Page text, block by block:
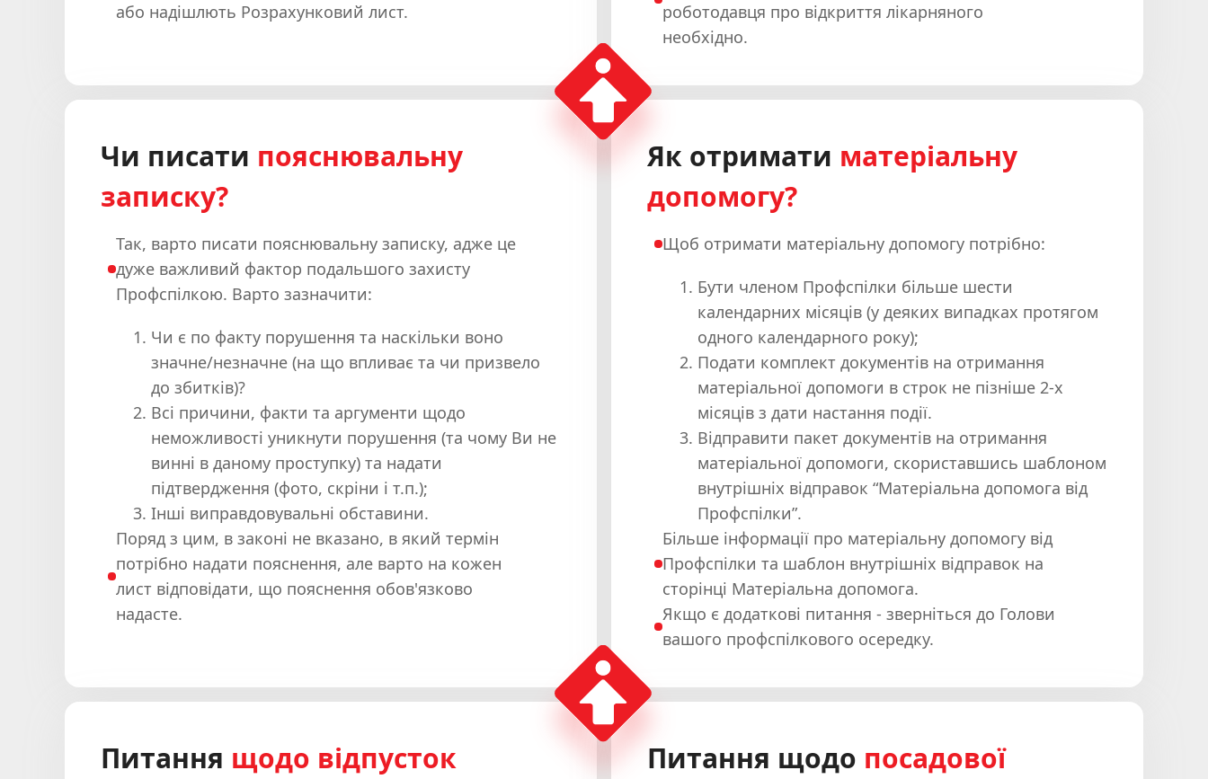
або надішлють Розрахунковий лист.
роботодавця про відкриття лікарняного
необхідно.
Чи писати пояснювальну
записку?
Так, варто писати пояснювальну записку, адже це
дуже важливий фактор подальшого захисту
Профспілкою. Варто зазначити:
Чи є по факту порушення та наскільки воно
значне/незначне (на що впливає та чи призвело
до збитків)?
Всі причини, факти та аргументи щодо
неможливості уникнути порушення (та чому Ви не
винні в даному проступку) та надати
підтвердження (фото, скріни і т.п.);
Інші виправдовувальні обставини.
Поряд з цим, в законі не вказано, в який термін
потрібно надати пояснення, але варто на кожен
лист відповідати, що пояснення обов'язково
надасте.
Як отримати матеріальну
допомогу?
Щоб отримати матеріальну допомогу потрібно:
Бути членом Профспілки більше шести
календарних місяців (у деяких випадках протягом
одного календарного року);
Подати комплект документів на отримання
матеріальної допомоги в строк не пізніше 2-х
місяців з дати настання події.
Відправити пакет документів на отримання
матеріальної допомоги, скориставшись шаблоном
внутрішніх відправок “Матеріальна допомога від
Профспілки”.
Більше інформації про матеріальну допомогу від
Профспілки та шаблон внутрішніх відправок на
сторінці Матеріальна допомога.
Якщо є додаткові питання - зверніться до Голови
вашого профспілкового осередку.
Питання щодо відпусток Питання щодо посадової